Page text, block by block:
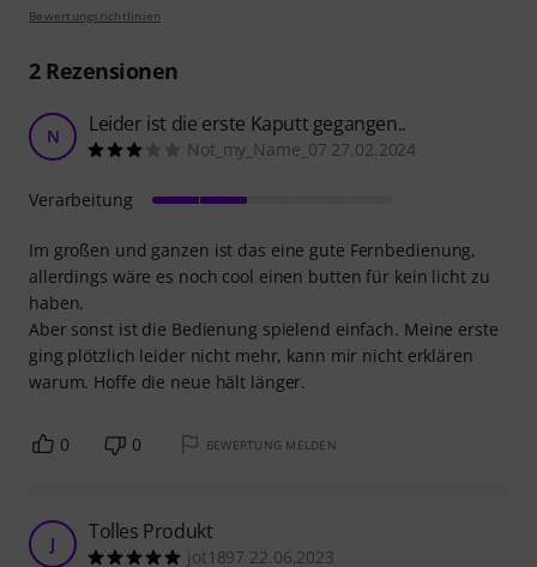
Bewertungsrichtlinien
2Rezensionen
N Leider ist die erste Kaputt gegangen..
Not_my_Name_07 27.02.2024
Im großen und ganzen ist das eine gute Fernbedienung,
allerdings wäre es noch cool einen butten für kein licht zu
haben.
Aber sonst ist die Bedienung spielend einfach. Meine erste
ging plötzlich leider nicht mehr, kann mir nicht erklären
warum. Hoffe die neue hält länger.
Verarbeitung
0 0 BEWERTUNG MELDEN
J Tolles Produkt
jot1897 22.06.2023